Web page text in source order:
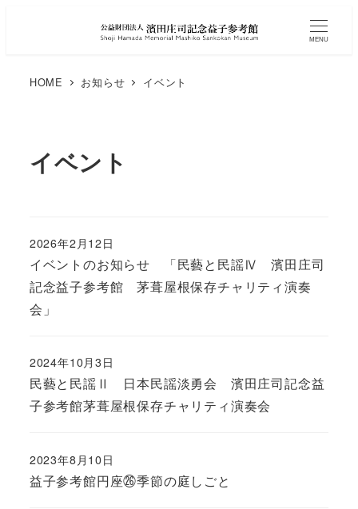
MENU
HOME お知らせ イベント
イベント
イベントのお知らせ 「民藝と民謡Ⅳ 濱田庄司
記念益子参考館 茅葺屋根保存チャリティ演奏
会」
2026年2月12日
民藝と民謡Ⅱ 日本民謡淡勇会 濱田庄司記念益
子参考館茅葺屋根保存チャリティ演奏会
2024年10月3日
益子参考館円座㉖季節の庭しごと
2023年8月10日